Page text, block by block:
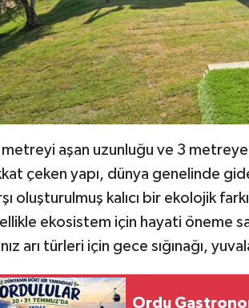
metreyi aşan uzunluğu ve 3
çeken yapı, dünya genelinde
oluşturulmuş kalıcı bir ekolojik
ekosistem için hayati öneme
arı türleri için gece sığınağı,
Ordu